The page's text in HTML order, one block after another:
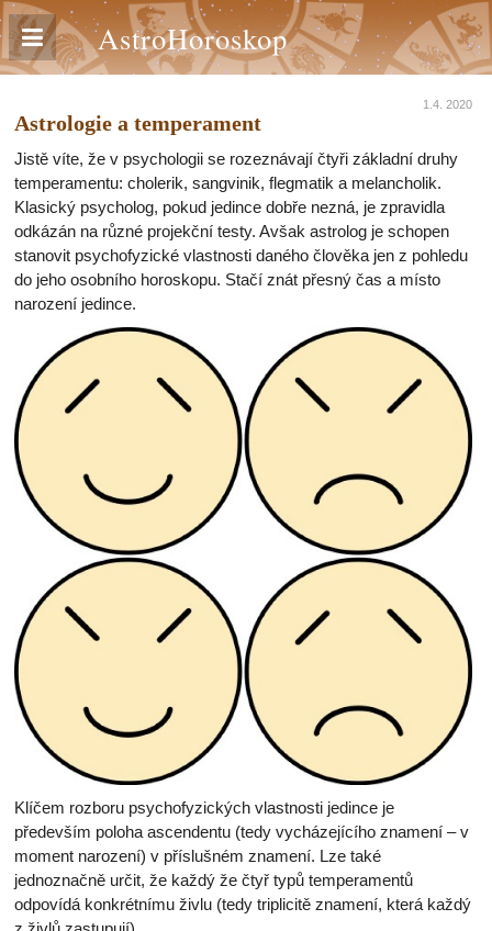
AstroHoroskop
1.4. 2020
Astrologie a temperament
Jistě víte, že v psychologii se rozeznávají čtyři základní druhy
temperamentu: cholerik, sangvinik, flegmatik a melancholik.
Klasický psycholog, pokud jedince dobře nezná, je zpravidla
odkázán na různé projekční testy. Avšak astrolog je schopen
stanovit psychofyzické vlastnosti daného člověka jen z pohledu
do jeho osobního horoskopu. Stačí znát přesný čas a místo
narození jedince.
Klíčem rozboru psychofyzických vlastnosti jedince je
především poloha ascendentu (tedy vycházejícího znamení – v
moment narození) v příslušném znamení. Lze také
jednoznačně určit, že každý že čtyř typů temperamentů
odpovídá konkrétnímu živlu (tedy triplicitě znamení, která každý